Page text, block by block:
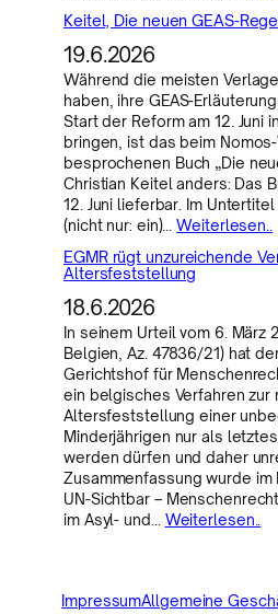
Keitel, Die neuen GEAS-
19.6.2026
Während die meisten
haben, ihre GEAS-
Start der Reform am 12. Juni
bringen, ist das beim
besprochenen Buch „Die
Christian Keitel anders: Das
12. Juni lieferbar. Im
(nicht nur: ein)…Weiterlesen..
EGMR rügt unzureichende
Altersfeststellung
18.6.2026
In seinem Urteil vom 6. März
Belgien, Az. 47836/21) hat
Gerichtshof für
ein belgisches Verfahren zur
Altersfeststellung einer
Minderjährigen nur als
werden dürfen und daher
Zusammenfassung wurde
UN-Sichtbar –
im Asyl- und… Weiterlesen..
ImpressumAllgemeine